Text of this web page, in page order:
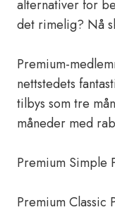
alternativer for
det rimelig? Nå
Premium-
nettstedets
tilbys som tre
måneder med
Premium Simple
Premium Classic